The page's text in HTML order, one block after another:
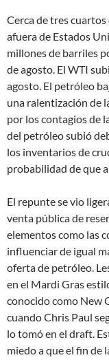
Cerca de tres
afuera de Estados
millones de barriles
de agosto. El WTI
agosto. El petróleo
una ralentización de
por los contagios de
del petróleo subió
los inventarios de
probabilidad de que
El repunte se vio
venta pública de
elementos como las
influenciar de igual
oferta de petróleo.
en el Mardi Gras
conocido como New
cuando Chris Paul
lo tomó en el draft.
miedo a que el fin de